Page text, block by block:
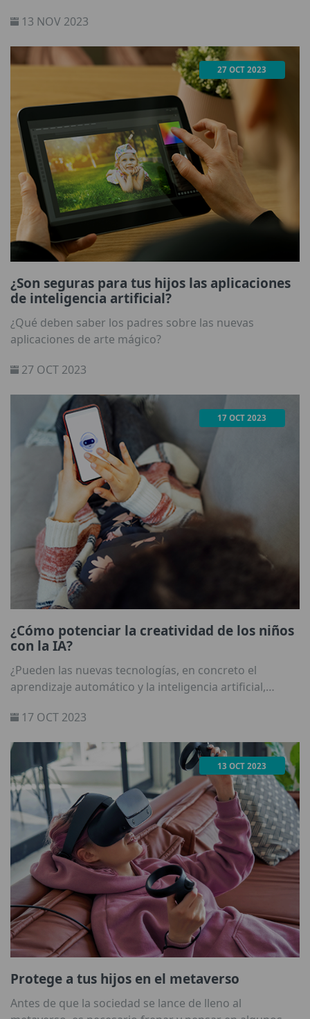
13 NOV 2023
27 OCT 2023
¿Son seguras para tus hijos las aplicaciones
de inteligencia artificial?
¿Qué deben saber los padres sobre las nuevas
aplicaciones de arte mágico?
27 OCT 2023
17 OCT 2023
¿Cómo potenciar la creatividad de los niños
con la IA?
¿Pueden las nuevas tecnologías, en concreto el
aprendizaje automático y la inteligencia artificial,
17 OCT 2023
13 OCT 2023
Protege a tus hijos en el metaverso
Antes de que la sociedad se lance de lleno al